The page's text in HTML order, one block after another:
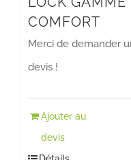
COMFORT
Merci de demander
devis !
Ajouter au
devis